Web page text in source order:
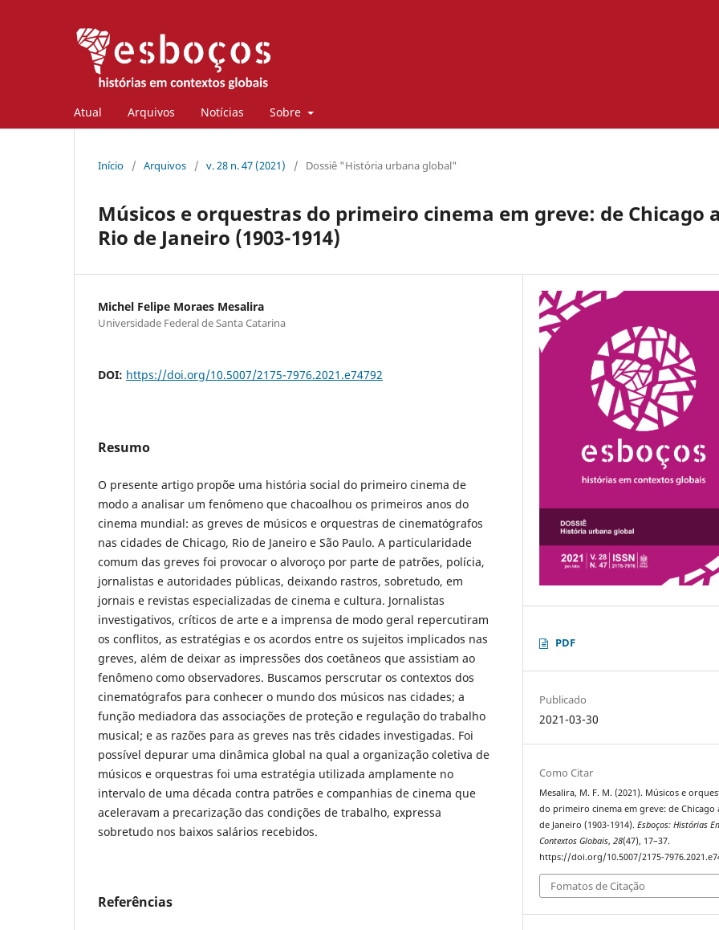
Atual Arquivos Notícias Sobre
Início / Arquivos / v. 28 n. 47 (2021) / Dossiê "História urbana global"
Músicos e orquestras do primeiro cinema em greve: de Chicago
Rio de Janeiro (1903-1914)
Michel Felipe Moraes Mesalira
Universidade Federal de Santa Catarina
DOI: https://doi.org/10.5007/2175-7976.2021.e74792
Resumo
O presente artigo propõe uma história social do primeiro cinema de
modo a analisar um fenômeno que chacoalhou os primeiros anos do
cinema mundial: as greves de músicos e orquestras de cinematógrafos
nas cidades de Chicago, Rio de Janeiro e São Paulo. A particularidade
comum das greves foi provocar o alvoroço por parte de patrões, polícia,
jornalistas e autoridades públicas, deixando rastros, sobretudo, em
jornais e revistas especializadas de cinema e cultura. Jornalistas
investigativos, críticos de arte e a imprensa de modo geral repercutiram
os conflitos, as estratégias e os acordos entre os sujeitos implicados nas
greves, além de deixar as impressões dos coetâneos que assistiam ao
fenômeno como observadores. Buscamos perscrutar os contextos dos
cinematógrafos para conhecer o mundo dos músicos nas cidades; a
função mediadora das associações de proteção e regulação do trabalho
musical; e as razões para as greves nas três cidades investigadas. Foi
possível depurar uma dinâmica global na qual a organização coletiva de
músicos e orquestras foi uma estratégia utilizada amplamente no
intervalo de uma década contra patrões e companhias de cinema que
aceleravam a precarização das condições de trabalho, expressa
sobretudo nos baixos salários recebidos.
Referências
PDF
Publicado
2021-03-30
Como Citar
Mesalira, M. F. M. (2021). Músicos e
do primeiro cinema em greve: de Chicago
de Janeiro (1903-1914).Esboços: Histórias
Contextos Globais,28(47), 17–37.
https://doi.org/10.5007/2175-
Fomatos de Citação